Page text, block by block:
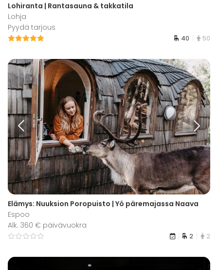
Lohiranta | Rantasauna & takkatila
Lohja
Pyydä tarjous
40 50
Elämys: Nuuksion Poropuisto | Yö päremajassa Naava
Espoo
Alk. 360 € päivävuokra
2 2